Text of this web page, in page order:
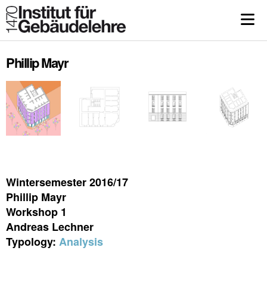
Phillip Mayr
Wintersemester 2016/17
Phillip Mayr
Workshop 1
Andreas Lechner
Typology: Analysis